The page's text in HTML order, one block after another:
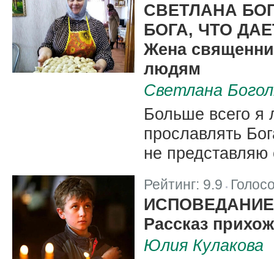
СВЕТЛАНА
БОГА, ЧТО
Жена
людям
Светлана
Больше всего я
прославлять
не
Рейтинг: 9.9
Рассказ
Юлия Кулакова